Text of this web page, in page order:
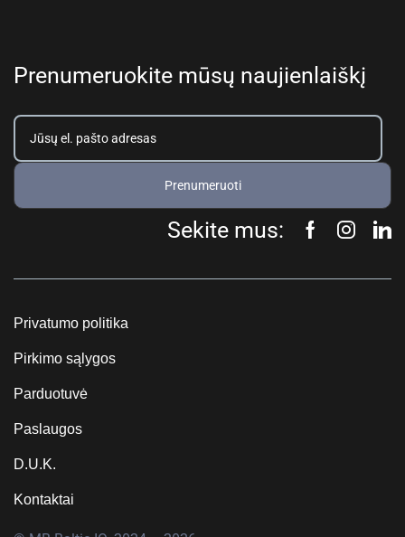
Prenumeruokite mūsų naujienlaiškį
Prenumeruoti
Sekite mus:
Privatumo politika
Pirkimo sąlygos
Parduotuvė
Paslaugos
D.U.K.
Kontaktai